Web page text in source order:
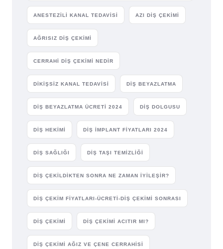
ANESTEZILI KANAL TEDAVISI AZI DIŞ ÇEKIMI
AĞRISIZ DIŞ ÇEKIMI
CERRAHI DIŞ ÇEKIMI NEDIR
DIKIŞSIZ KANAL TEDAVISI DIŞ BEYAZLATMA
DIŞ BEYAZLATMA ÜCRETI 2024 DIŞ DOLGUSU
DIŞ HEKIMI DIŞ IMPLANT FIYATLARI 2024
DIŞ SAĞLIĞI DIŞ TAŞI TEMIZLIĞI
DIŞ ÇEKILDIKTEN SONRA NE ZAMAN İYILEŞIR?
DIŞ ÇEKIM FIYATLARI-ÜCRETI-DIŞ ÇEKIMI SONRASI
DIŞ ÇEKIMI DIŞ ÇEKIMI ACITIR MI?
DIŞ ÇEKIMI AĞIZ VE ÇENE CERRAHISI